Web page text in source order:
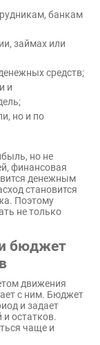
банкам
займах или
средств;
и
но и по
но не
финансовая
денежным
становится
Поэтому
не только
бюджет
движения
с ним. Бюджет
и задает
и остатков.
чаще и